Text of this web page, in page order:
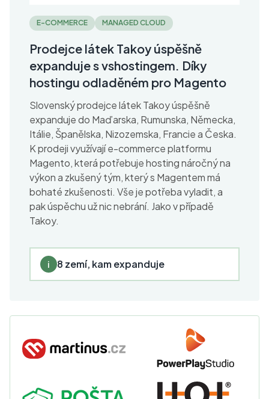
E-COMMERCE MANAGED CLOUD
Prodejce látek Takoy úspěšně
expanduje s vshostingem. Díky
hostingu odladěném pro Magento
Slovenský prodejce látek Takoy úspěšně
expanduje do Maďarska, Rumunska, Německa,
Itálie, Španělska, Nizozemska, Francie a Česka.
K prodeji využívají e-commerce platformu
Magento, která potřebuje hosting náročný na
výkon a zkušený tým, který s Magentem má
bohaté zkušenosti. Vše je potřeba vyladit, a
pak úspěchu už nic nebrání. Jako v případě
Takoy.
i 8 zemí, kam expanduje